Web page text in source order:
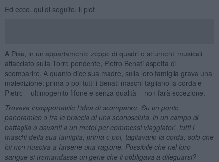
Ed ecco, qui di seguito, il plot
A Pisa, in un appartamento zeppo di quadri e strumenti musicali
affacciato sulla Torre pendente, Pietro Benati aspetta di
scomparire. A quanto dice sua madre, sulla loro famiglia grava una
maledizione: prima o poi tutti i Benati maschi tagliano la corda e
Pietro – ultimogenito fifone e senza qualità – non farà eccezione.
Trovava insopportabile l’idea di scomparire. Su un ponte
panoramico o tra le braccia di una sconosciuta, in un campo di
battaglia o davanti a un motel per commessi viaggiatori, tutti i
maschi della sua famiglia, prima o poi, tagliavano la corda; solo che
lui non riusciva a farsene una ragione. Possibile che nel loro
sangue si tramandasse un gene che li obbligava a dileguarsi?